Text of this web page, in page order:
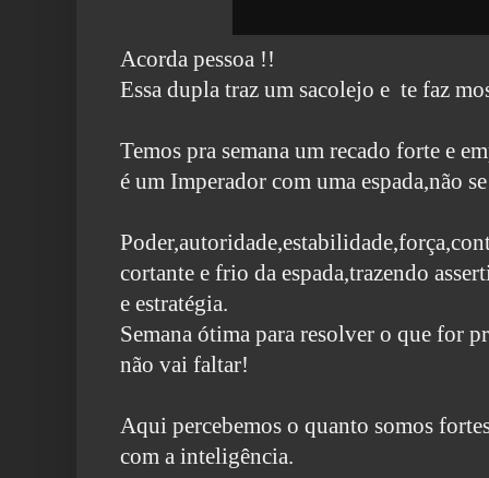
Acorda pessoa !!
Essa dupla traz um sacolejo e te faz
Temos pra semana um recado forte e
é um Imperador com uma espada,não
cortante e frio da espada,trazendo
e estratégia.
Semana ótima para resolver o que for
não vai faltar!
Aqui percebemos o quanto somos
com a inteligência.